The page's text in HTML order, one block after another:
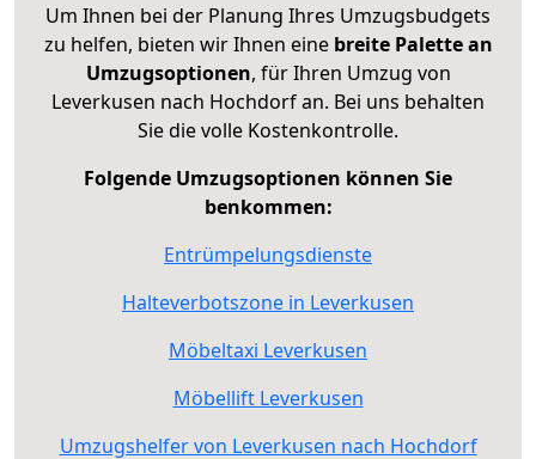
Um Ihnen bei der Planung Ihres Umzugsbudgets
zu helfen, bieten wir Ihnen eine breite Palette an
Umzugsoptionen, für Ihren Umzug von
Leverkusen nach Hochdorf an. Bei uns behalten
Sie die volle Kostenkontrolle.
Folgende Umzugsoptionen können Sie
benkommen:
Entrümpelungsdienste
Halteverbotszone in Leverkusen
Möbeltaxi Leverkusen
Möbellift Leverkusen
Umzugshelfer von Leverkusen nach Hochdorf